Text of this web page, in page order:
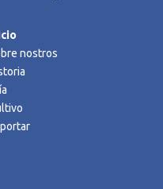
nostros